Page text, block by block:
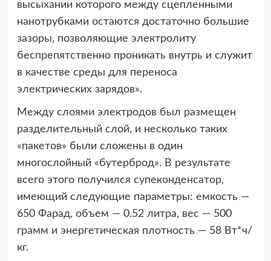
высыхании которого между сцепленными
нанотрубками остаются достаточно большие
зазоры, позволяющие электролиту
беспрепятственно проникать внутрь и служит
в качестве среды для переноса
электрических зарядов».
Между слоями электродов был размещен
разделительный слой, и несколько таких
«пакетов» были сложены в один
многослойный «бутерброд». В результате
всего этого получился супеконденсатор,
имеющий следующие параметры: емкость —
650 Фарад, объем — 0.52 литра, вес — 500
грамм и энергетическая плотность — 58 Вт*ч/
кг.